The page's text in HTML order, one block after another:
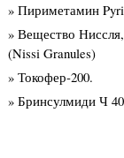
» Пириметамин
» Вещество
(Nissi Granules)
» Токофер-200.
» Бринсулмиди Ч